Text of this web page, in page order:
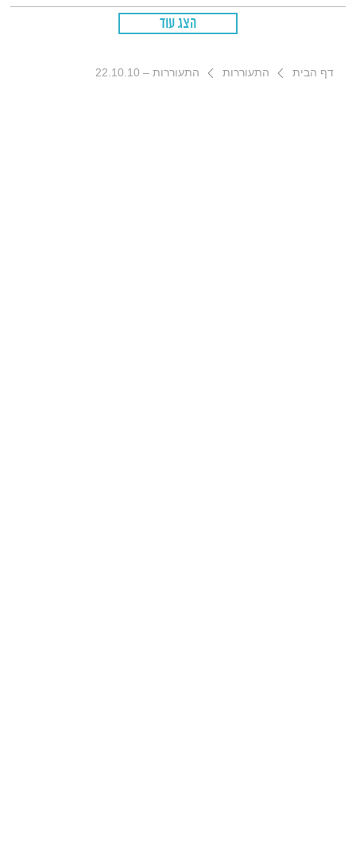
הצג עוד
דף הבית התעוררות התעוררות – 22.10.10